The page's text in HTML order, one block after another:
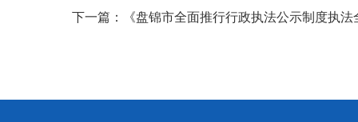
下一篇：《盘锦市全面推行行政执法公示制度执